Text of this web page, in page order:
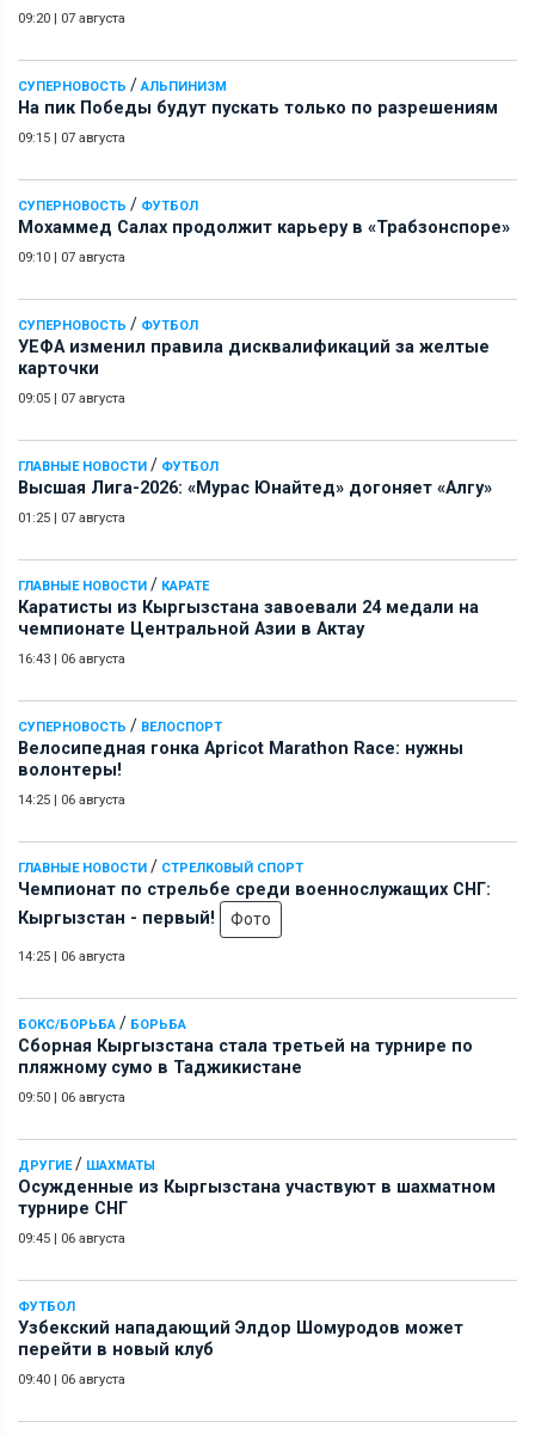
09:20 | 07 августа
СУПЕРНОВОСТЬ / АЛЬПИНИЗМ
На пик Победы будут пускать только по разрешениям
09:15 | 07 августа
СУПЕРНОВОСТЬ / ФУТБОЛ
Мохаммед Салах продолжит карьеру в «Трабзонспоре»
09:10 | 07 августа
СУПЕРНОВОСТЬ / ФУТБОЛ
УЕФА изменил правила дисквалификаций за желтые
карточки
09:05 | 07 августа
ГЛАВНЫЕ НОВОСТИ / ФУТБОЛ
Высшая Лига-2026: «Мурас Юнайтед» догоняет «Алгу»
01:25 | 07 августа
ГЛАВНЫЕ НОВОСТИ / КАРАТЕ
Каратисты из Кыргызстана завоевали 24 медали на
чемпионате Центральной Азии в Актау
16:43 | 06 августа
СУПЕРНОВОСТЬ / ВЕЛОСПОРТ
Велосипедная гонка Apricot Marathon Race: нужны
волонтеры!
14:25 | 06 августа
ГЛАВНЫЕ НОВОСТИ / СТРЕЛКОВЫЙ СПОРТ
Чемпионат по стрельбе среди военнослужащих СНГ:
Кыргызстан - первый!
Фото
14:25 | 06 августа
БОКС/БОРЬБА / БОРЬБА
Сборная Кыргызстана стала третьей на турнире по
пляжному сумо в Таджикистане
09:50 | 06 августа
ДРУГИЕ/ ШАХМАТЫ
Осужденные из Кыргызстана участвуют в шахматном
турнире СНГ
09:45 | 06 августа
ФУТБОЛ
Узбекский нападающий Элдор Шомуродов может
перейти в новый клуб
09:40 | 06 августа